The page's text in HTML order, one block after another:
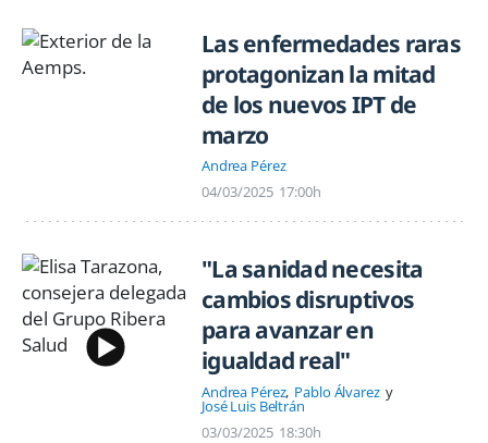
Las enfermedades raras
protagonizan la mitad
de los nuevos IPT de
marzo
Andrea Pérez
04/03/2025 17:00h
"La sanidad necesita
cambios disruptivos
para avanzar en
igualdad real"
Andrea Pérez Pablo Álvarez
José Luis Beltrán
03/03/2025 18:30h